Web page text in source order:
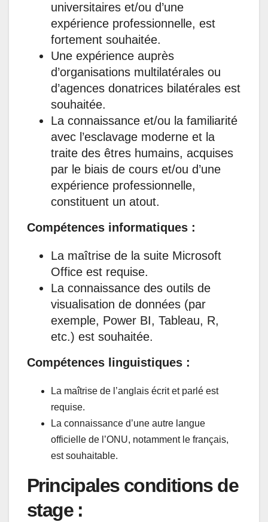
universitaires et/ou d’une
expérience professionnelle, est
fortement souhaitée.
Une expérience auprès
d’organisations multilatérales ou
d’agences donatrices bilatérales est
souhaitée.
La connaissance et/ou la familiarité
avec l’esclavage moderne et la
traite des êtres humains, acquises
par le biais de cours et/ou d’une
expérience professionnelle,
constituent un atout.
Compétences informatiques :
La maîtrise de la suite Microsoft
Office est requise.
La connaissance des outils de
visualisation de données (par
exemple, Power BI, Tableau, R,
etc.) est souhaitée.
Compétences linguistiques :
La maîtrise de l’anglais écrit et parlé est
requise.
La connaissance d’une autre langue
officielle de l’ONU, notamment le français,
est souhaitable.
Principales conditions de
stage :